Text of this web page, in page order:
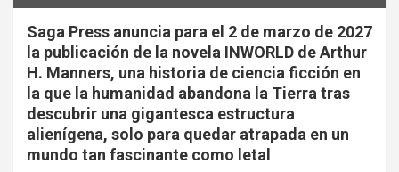
Saga Press anuncia para el 2 de marzo de 2027
la publicación de la novela INWORLD de Arthur
H. Manners, una historia de ciencia ficción en
la que la humanidad abandona la Tierra tras
descubrir una gigantesca estructura
alienígena, solo para quedar atrapada en un
mundo tan fascinante como letal